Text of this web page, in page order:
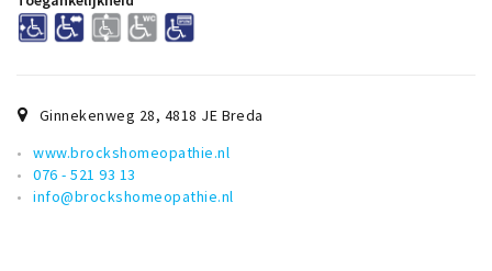
Recreatief
Parkeren
Ginnekenweg 28, 4818 JE Breda
www.brockshomeopathie.nl
076 - 521 93 13
info@brockshomeopathie.nl